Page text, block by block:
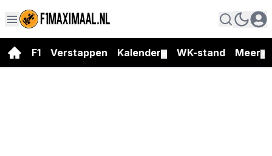
F1 Verstappen Kalender WK-stand Meer